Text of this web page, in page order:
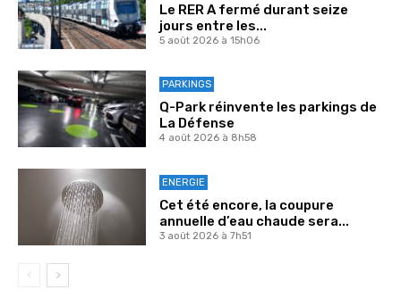
Le RER A fermé durant seize
jours entre les...
5 août 2026 à 15h06
PARKINGS
Q-Park réinvente les parkings de
La Défense
4 août 2026 à 8h58
ENERGIE
Cet été encore, la coupure
annuelle d’eau chaude sera...
3 août 2026 à 7h51